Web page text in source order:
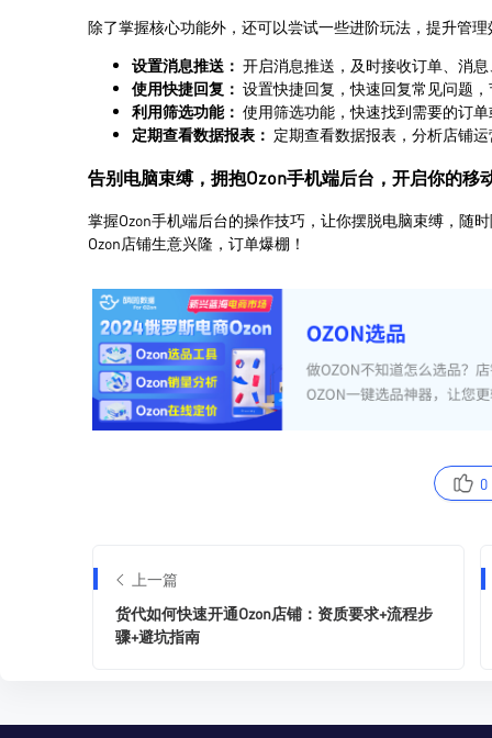
0
上一篇
货代如何快速开通Ozon店铺：资质要求+流程步
骤+避坑指南